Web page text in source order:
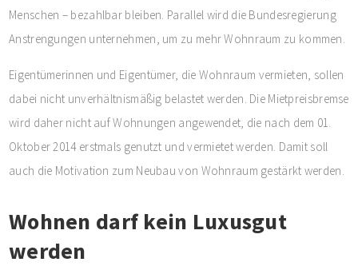
Menschen – bezahlbar bleiben. Parallel wird die Bundesregierung
Anstrengungen unternehmen, um zu mehr Wohnraum zu kommen.
Eigentümerinnen und Eigentümer, die Wohnraum vermieten, sollen
dabei nicht unverhältnismäßig belastet werden. Die Mietpreisbremse
wird daher nicht auf Wohnungen angewendet, die nach dem 01.
Oktober 2014 erstmals genutzt und vermietet werden. Damit soll
auch die Motivation zum Neubau von Wohnraum gestärkt werden.
Wohnen darf kein Luxusgut
werden